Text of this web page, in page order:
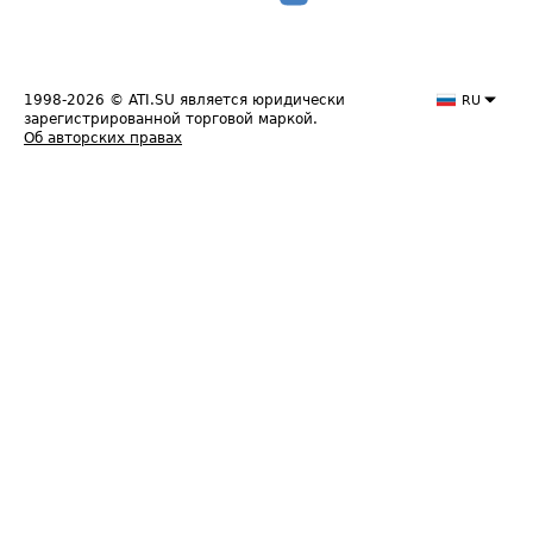
1998-2026 © ATI.SU является юридически
зарегистрированной торговой маркой.
Об авторских правах
RU